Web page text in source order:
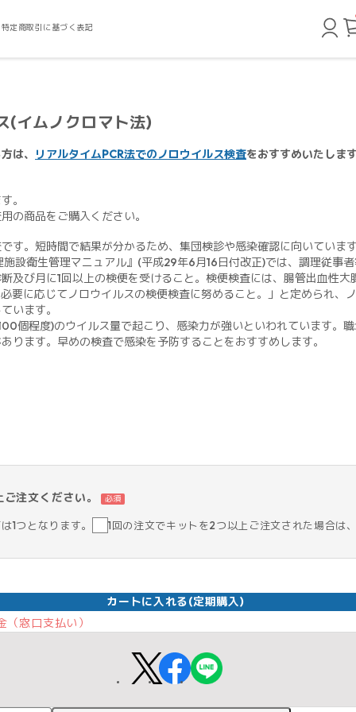
特定商取引に基づく表記
(イムノクロマト法)
は、 リアルタイムPCR法でのノロウイルス検査をおすすめいたしま
。
の商品をご購入ください。
す。短時間で結果が分かるため、集団検診や感染確認に向いていま
設衛生管理マニュアル』(平成29年6月16日付改正)では、調理従事
及び月に1回以上の検便を受けること。検便検査には、腸管出血性
要に応じてノロウイルスの検便検査に努めること。」と定められ、
います。
個程度)のウイルス量で起こり、感染力が強いといわれています。
ります。早めの検査で感染を予防することをおすすめします。
注文ください。 必須
1つとなります。 1回の注文でキットを2つ以上ご注文された場合は
カートに入れる(定期購入)
窓口支払い）